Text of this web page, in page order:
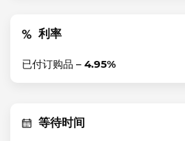
利率
已付订购品 – 4.95%
等待时间